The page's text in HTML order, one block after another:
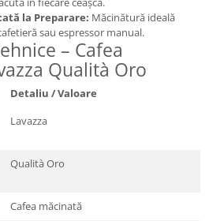
la Preparare: Măcinătură ideală
sau espressor manual.
– Cafea
Qualità Oro
Detaliu / Valoare
Lavazza
Qualità Oro
Cafea măcinată